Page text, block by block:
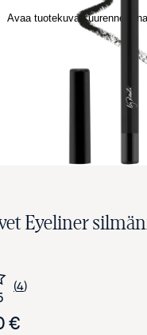
Avaa tuotekuva suurennettuna
Eyeliner
Siirry arvioihin
4
kappaletta
€